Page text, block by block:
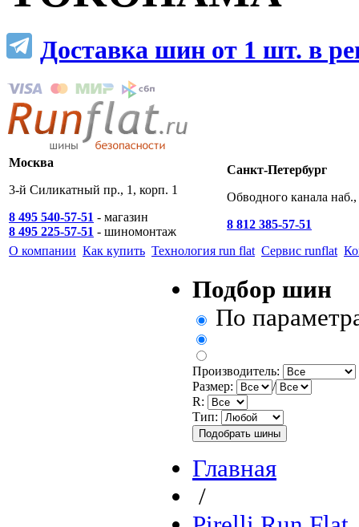
Доставка шин от 1 шт. в
Москва
3-й Силикатный пр., 1, корп. 1
8 495 540-57-51 - магазин
8 495 225-57-51 - шиномонтаж
Санкт-Петербург
Обводного канала
8 812 385-57-51
О компании Как купить Технология run flat Сервис runflat
Подбор шин
По
Производитель:
Размер:
/
R:
Тип:
Главная
/